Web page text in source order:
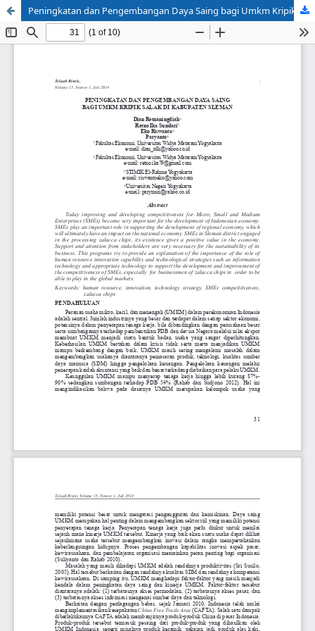
Peningkatan dan Pengembangan Daya Saing bagi Umkm Kripik Salak di Kabupaten Sleman